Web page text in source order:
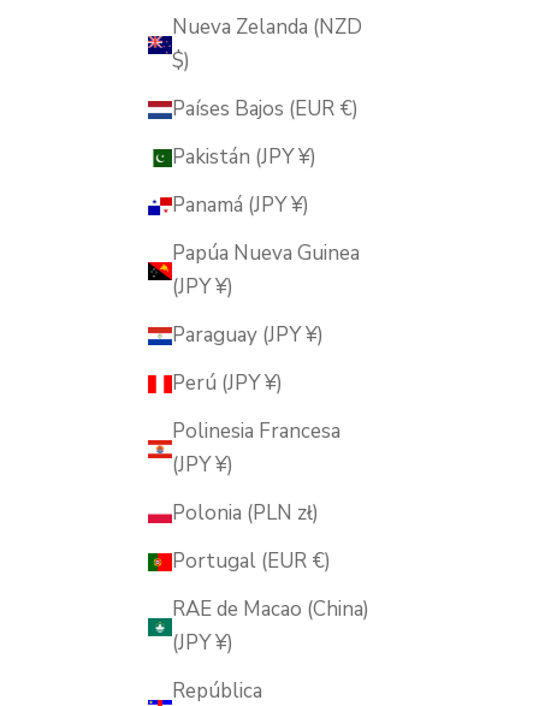
Nueva Zelanda (NZD
$)
Países Bajos (EUR €)
Pakistán (JPY ¥)
Panamá (JPY ¥)
Papúa Nueva Guinea
(JPY ¥)
Paraguay (JPY ¥)
Perú (JPY ¥)
Polinesia Francesa
(JPY ¥)
Polonia (PLN zł)
Portugal (EUR €)
RAE de Macao (China)
(JPY ¥)
República